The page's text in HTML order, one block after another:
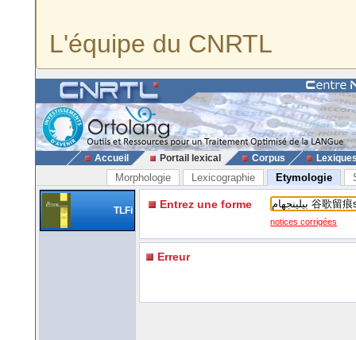
L'équipe du CNRTL
Accueil Portail lexical Corpus
Morphologie Lexicographie Etymologie
TLFi Entrez une forme
notices corrigées
Erreur